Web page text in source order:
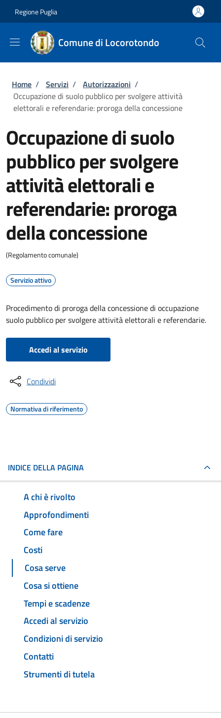
Regione Puglia
Comune di Locorotondo
Briciole di pane
Home / Servizi / Autorizzazioni /
Occupazione di suolo pubblico per svolgere attività
elettorali e referendarie: proroga della concessione
Occupazione di suolo
pubblico per svolgere
attività elettorali e
referendarie: proroga
della concessione
(Regolamento comunale)
Servizio attivo
Procedimento di proroga della concessione di occupazione
suolo pubblico per svolgere attività elettorali e referendarie.
Accedi al servizio
Condividi
Normativa di riferimento
INDICE DELLA PAGINA
A chi è rivolto
Approfondimenti
Come fare
Costi
Cosa serve
Cosa si ottiene
Tempi e scadenze
Accedi al servizio
Condizioni di servizio
Contatti
Strumenti di tutela